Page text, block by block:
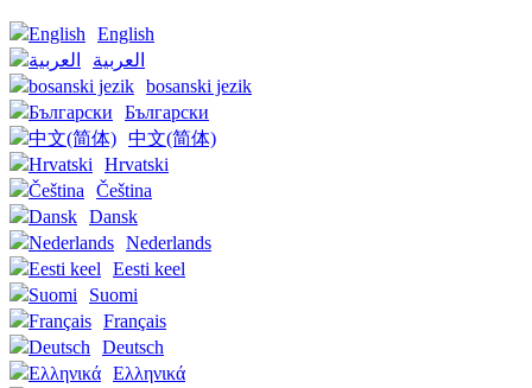
English
العربية
bosanski jezik
Български
中文(简体)
Hrvatski
Čeština
Dansk
Nederlands
Eesti keel
Suomi
Français
Deutsch
Ελληνικά